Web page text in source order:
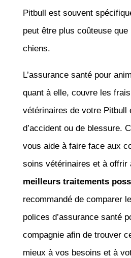
Pitbull est souvent
peut être plus coûteuse que
chiens.
L’assurance santé pour
quant à elle, couvre les
vétérinaires de votre Pitbull
d’accident ou de blessure.
vous aide à faire face aux
soins vétérinaires et à offrir
meilleurs traitements
recommandé de comparer
polices d’assurance santé
compagnie afin de trouver
mieux à vos besoins et à